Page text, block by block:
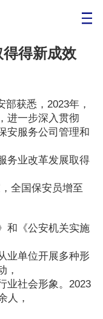
得新成效
获悉，2023年，
进一步深入贯彻
安服务公司管理和
务业改革发展取得
全国保安员增至
和《公安机关实施
业单位开展多种形
，
业社会形象。2023
人，